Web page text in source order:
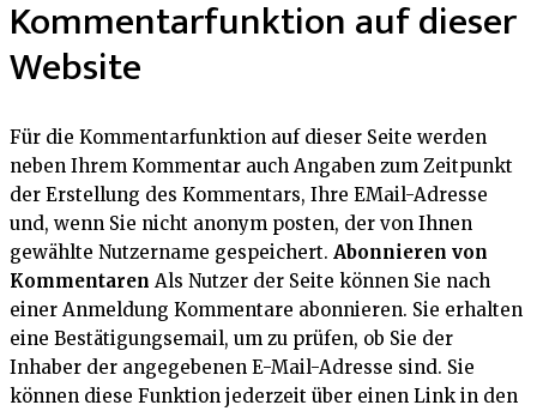
Kommentarfunktion auf dieser
Website
Für die Kommentarfunktion auf dieser Seite werden
neben Ihrem Kommentar auch Angaben zum Zeitpunkt
der Erstellung des Kommentars, Ihre EMail-Adresse
und, wenn Sie nicht anonym posten, der von Ihnen
gewählte Nutzername gespeichert. Abonnieren von
Kommentaren Als Nutzer der Seite können Sie nach
einer Anmeldung Kommentare abonnieren. Sie erhalten
eine Bestätigungsemail, um zu prüfen, ob Sie der
Inhaber der angegebenen E-Mail-Adresse sind. Sie
können diese Funktion jederzeit über einen Link in den